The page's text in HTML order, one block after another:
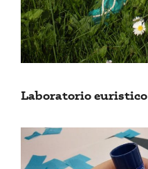
Laboratorio euristico